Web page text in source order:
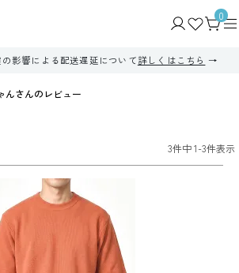
0
影響による配送遅延について詳しくはこちら
んさんのレビュー
3件中1-3件表示